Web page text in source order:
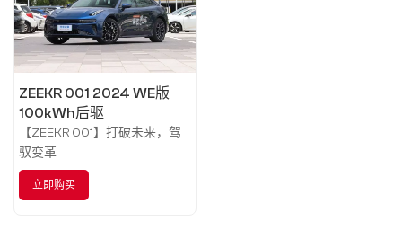
ZEEKR 001 2024 WE版
100kWh后驱
【ZEEKR 001】打破未来，驾
驭变革
立即购买